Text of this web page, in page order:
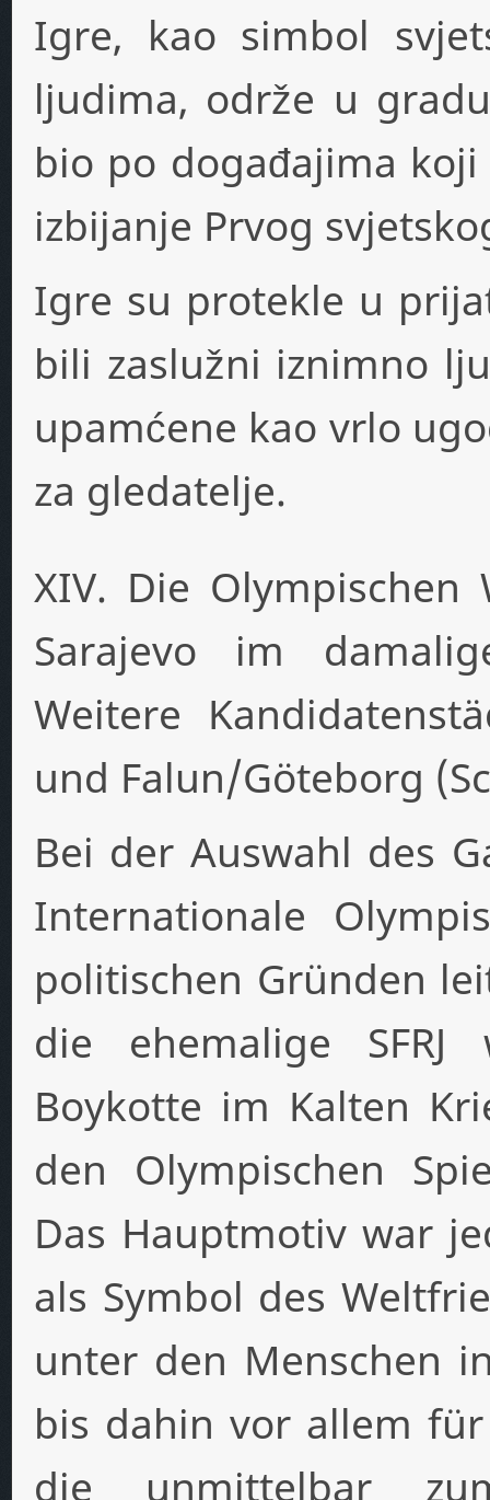
Igre, kao simbol
ljudima, održe u
bio po događajima
izbijanje Prvog
Igre su protekle u
bili zaslužni iznimno
upamćene kao vrlo
za gledatelje.
XIV. Die
Sarajevo im
Weitere
und Falun/Göteborg
Bei der Auswahl des
Internationale
politischen Gründen
die ehemalige
Boykotte im Kalten
den Olympischen
Das Hauptmotiv war
als Symbol des
unter den Menschen
bis dahin vor allem
die unmittelbar